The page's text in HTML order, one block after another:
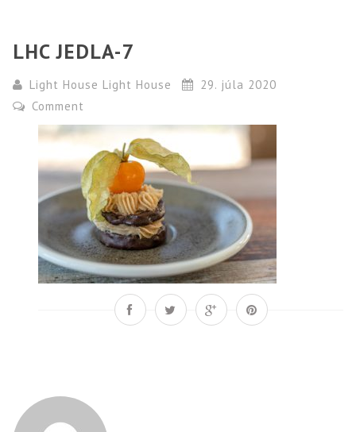
LHC JEDLA-7
Light House Light House
29. júla 2020
Comment